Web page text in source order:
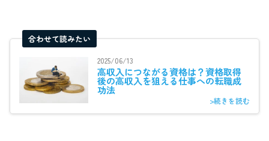
合わせて読みたい
2025/06/13
高収入につながる資格は？資格取得
後の高収入を狙える仕事への転職成
功法
>続きを読む